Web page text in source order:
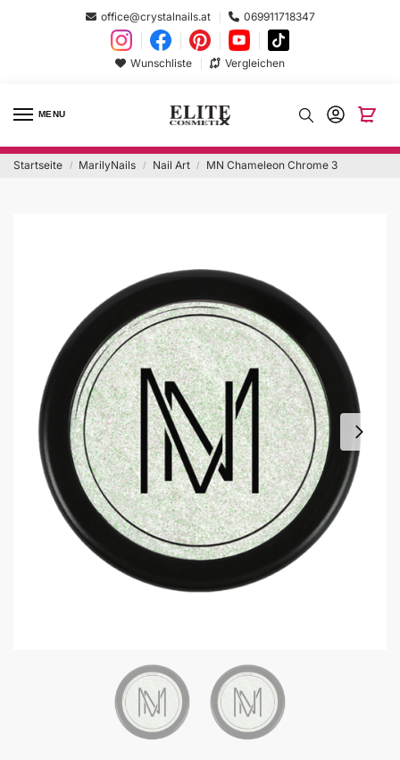
office@crystalnails.at 069911718347
Wunschliste Vergleichen
MENU
Startseite / MarilyNails / Nail Art / MN Chameleon Chrome 3